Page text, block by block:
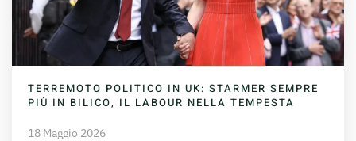
TERREMOTO POLITICO IN UK: STARMER SEMPRE
PIÙ IN BILICO, IL LABOUR NELLA TEMPESTA
18 Maggio 2026